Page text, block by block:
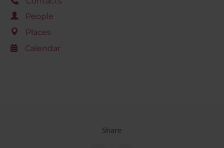
People
Places
Calendar
Share